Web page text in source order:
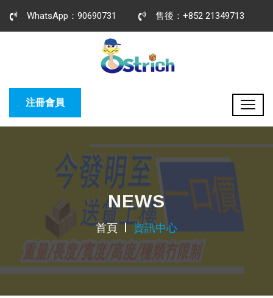
WhatsApp：90690731 售後：+852 21349713
注冊會員
NEWS
首頁 資訊中心